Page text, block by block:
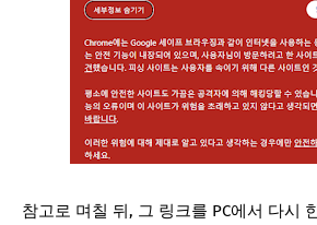
참고로 며칠 뒤, 그 링크를 PC에서 다시